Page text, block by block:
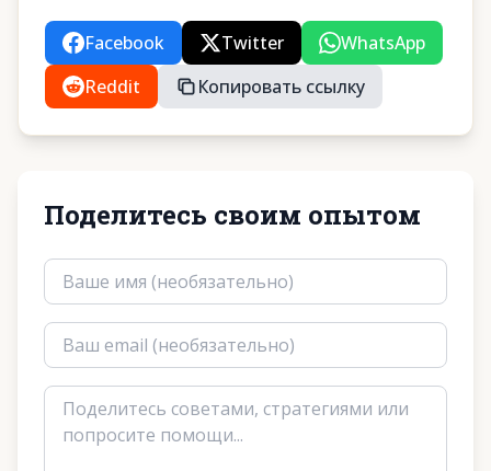
Facebook Twitter
WhatsApp
Reddit
Копировать ссылку
Поделитесь своим опытом